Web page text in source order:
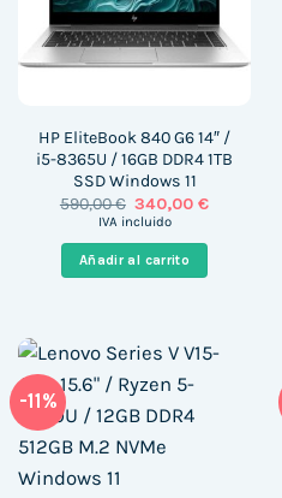
HP EliteBook 840 G6 14″ /
i5-8365U / 16GB DDR4 1TB
SSD Windows 11
590,00€ El
precio
era:
590,00 €.
340,00€El
IVA incluido
Añadir al carrito
-11%